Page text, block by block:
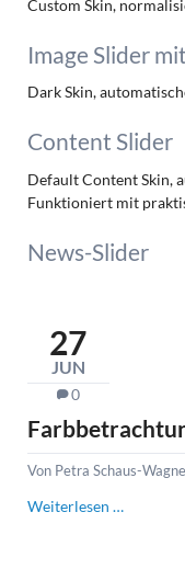
Custom Skin,
Image Slider
Dark Skin,
Content Slider
Default Content Skin,
Funktioniert mit
News-Slider
27
JUN
0
Von Petra Schaus-
Weiterlesen …